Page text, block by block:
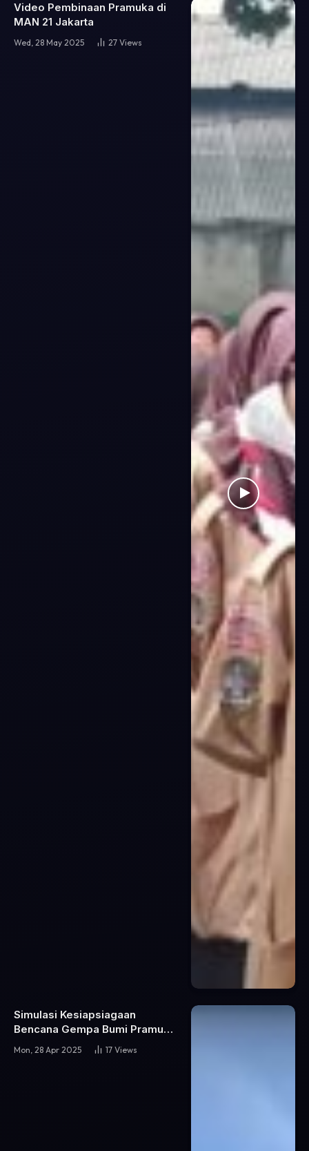
Video Pembinaan Pramuka di
MAN 21 Jakarta
Wed, 28 May 2025 27 Views
Simulasi Kesiapsiagaan
Bencana Gempa Bumi Pramuka
SMA Negeri 46 Jakarta
Mon, 28 Apr 2025 17 Views